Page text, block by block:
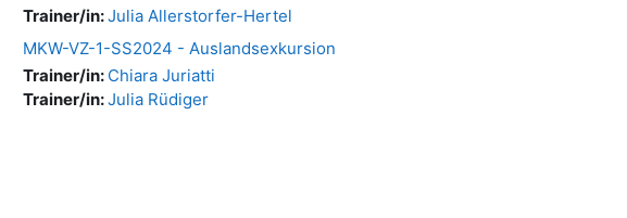
Trainer/in:Julia Allerstorfer-Hertel
MKW-VZ-1-SS2024 - Auslandsexkursion
Trainer/in: Chiara Juriatti
Trainer/in:Julia Rüdiger